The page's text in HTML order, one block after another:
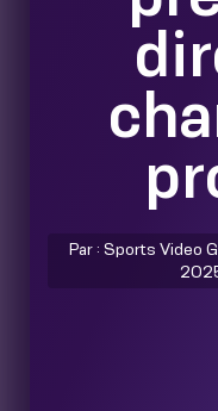
Par : Sports Video